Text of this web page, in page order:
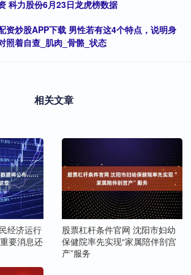
科力股份6月23日龙虎榜数据
资炒股APP下载 男性若有这4个特点，说明身
照着自查_肌肉_骨骼_状态
相关文章
经济运行
要消息还
股票杠杆条件官网 沈阳市妇幼
保健院率先实现“家属陪伴剖宫
产”服务